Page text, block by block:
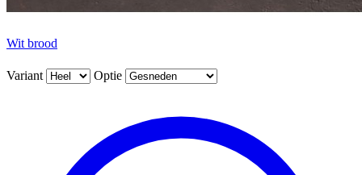
Wit brood
Variant Optie